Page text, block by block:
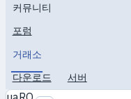
커뮤니티
포럼
거래소
다운로드
서버